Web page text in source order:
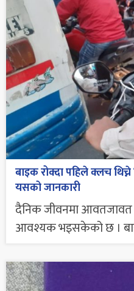
बाइक रोक्दा पहिले क्लच
यसको जानकारी
दैनिक जीवनमा आवतजावत
आवश्यक भइसकेको छ ।